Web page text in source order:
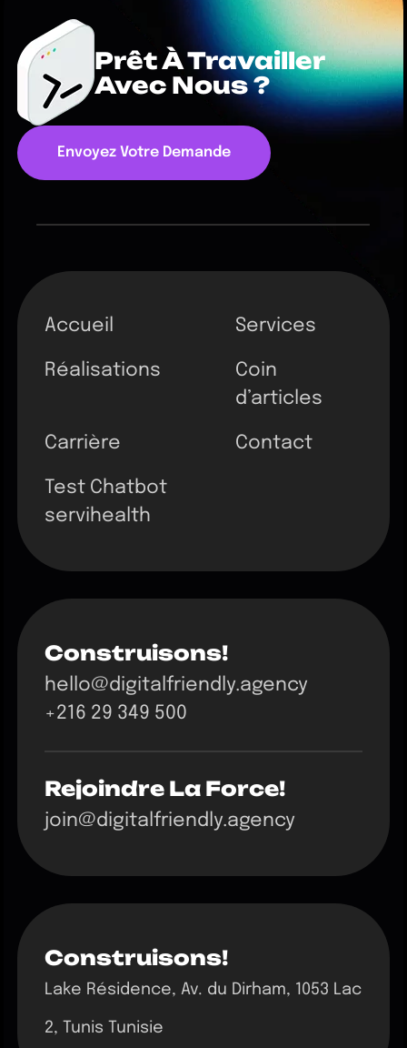
Prêt À Travailler
Avec Nous ?
Envoyez Votre Demande
Accueil Services
Réalisations
Coin
d’articles
Carrière Contact
Test Chatbot
servihealth
Construisons!
hello@digitalfriendly.agency
+216 29 349 500
Rejoindre La Force!
join@digitalfriendly.agency
Construisons!
Lake Résidence, Av. du Dirham, 1053 Lac
2, Tunis Tunisie